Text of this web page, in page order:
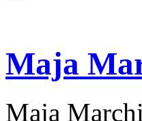
Maja
Maja